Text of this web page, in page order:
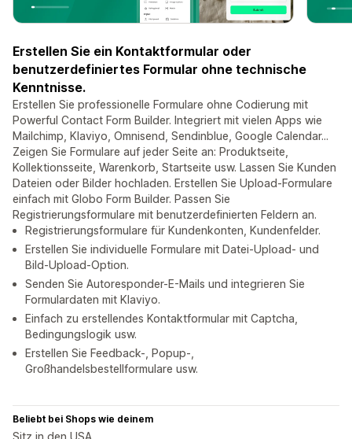
Erstellen Sie ein Kontaktformular oder
benutzerdefiniertes Formular ohne technische
Kenntnisse.
Erstellen Sie professionelle Formulare ohne Codierung mit
Powerful Contact Form Builder. Integriert mit vielen Apps wie
Mailchimp, Klaviyo, Omnisend, Sendinblue, Google Calendar...
Zeigen Sie Formulare auf jeder Seite an: Produktseite,
Kollektionsseite, Warenkorb, Startseite usw. Lassen Sie Kunden
Dateien oder Bilder hochladen. Erstellen Sie Upload-Formulare
einfach mit Globo Form Builder. Passen Sie
Registrierungsformulare mit benutzerdefinierten Feldern an.
Registrierungsformulare für Kundenkonten, Kundenfelder.
Erstellen Sie individuelle Formulare mit Datei-Upload- und
Bild-Upload-Option.
Senden Sie Autoresponder-E-Mails und integrieren Sie
Formulardaten mit Klaviyo.
Einfach zu erstellendes Kontaktformular mit Captcha,
Bedingungslogik usw.
Erstellen Sie Feedback-, Popup-,
Großhandelsbestellformulare usw.
Beliebt bei Shops wie deinem